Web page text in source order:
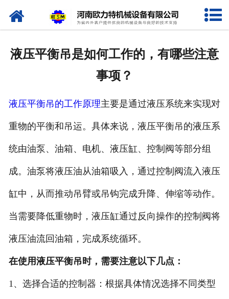
网站首页
企业相册
资质荣誉
联系我们
液压平衡吊是如何工作的，有哪些注意
事项？
液压平衡吊的工作原理主要是通过液压系统来实现对
重物的平衡和吊运。具体来说，液压平衡吊的液压系
统由油泵、油箱、电机、液压缸、控制阀等部分组
成。油泵将液压油从油箱吸入，通过控制阀流入液压
缸中，从而推动吊臂或吊钩完成升降、伸缩等动作。
当需要降低重物时，液压缸通过反向操作的控制阀将
液压油流回油箱，完成系统循环。
在使用液压平衡吊时，需要注意以下几点：
1、选择合适的控制器：根据具体情况选择不同类型